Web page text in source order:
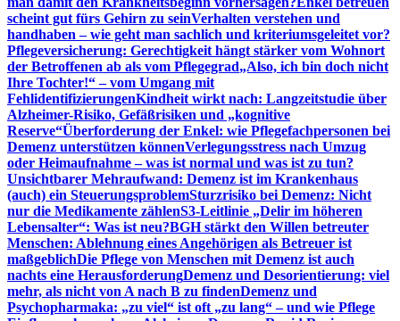
scheint gut fürs Gehirn zu seinVerhalten verstehen und
handhaben – wie geht man sachlich und kriteriumsgeleitet vor?
Pflegeversicherung: Gerechtigkeit hängt stärker vom Wohnort
der Betroffenen ab als vom Pflegegrad„Also, ich bin doch nicht
Ihre Tochter!“ – vom Umgang mit
FehlidentifizierungenKindheit wirkt nach: Langzeitstudie über
Alzheimer-Risiko, Gefäßrisiken und „kognitive
Reserve“Überforderung der Enkel: wie Pflegefachpersonen bei
Demenz unterstützen könnenVerlegungsstress nach Umzug
oder Heimaufnahme – was ist normal und was ist zu tun?
Unsichtbarer Mehraufwand: Demenz ist im Krankenhaus
(auch) ein SteuerungsproblemSturzrisiko bei Demenz: Nicht
nur die Medikamente zählenS3-Leitlinie „Delir im höheren
Lebensalter“: Was ist neu?BGH stärkt den Willen betreuter
Menschen: Ablehnung eines Angehörigen als Betreuer ist
maßgeblichDie Pflege von Menschen mit Demenz ist auch
nachts eine HerausforderungDemenz und Desorientierung: viel
mehr, als nicht von A nach B zu findenDemenz und
Psychopharmaka: „zu viel“ ist oft „zu lang“ – und wie Pflege